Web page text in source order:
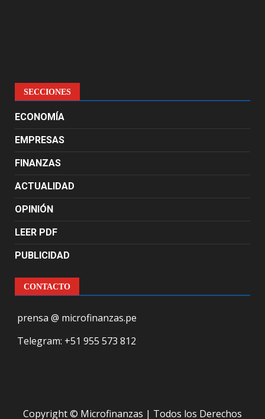
SECCIONES
ECONOMÍA
EMPRESAS
FINANZAS
ACTUALIDAD
OPINIÓN
LEER PDF
PUBLICIDAD
CONTACTO
prensa @ microfinanzas.pe
Telegram: +51 955 573 812
Copyright © Microfinanzas | Todos los Derechos